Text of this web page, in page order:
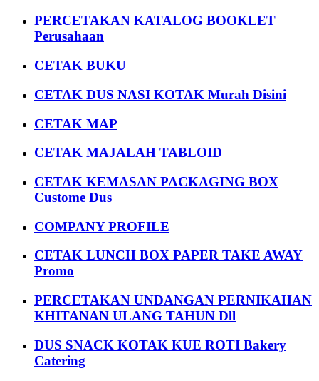
PERCETAKAN KATALOG BOOKLET
Perusahaan
CETAK BUKU
CETAK DUS NASI KOTAK Murah Disini
CETAK MAP
CETAK MAJALAH TABLOID
CETAK KEMASAN PACKAGING BOX
Custome Dus
COMPANY PROFILE
CETAK LUNCH BOX PAPER TAKE AWAY
Promo
PERCETAKAN UNDANGAN PERNIKAHAN
KHITANAN ULANG TAHUN Dll
DUS SNACK KOTAK KUE ROTI Bakery
Catering